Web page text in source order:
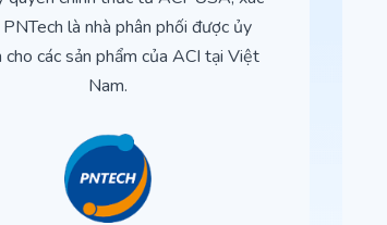
PNTech là nhà phân phối được ủy
cho các sản phẩm của ACI tại Việt
Nam.